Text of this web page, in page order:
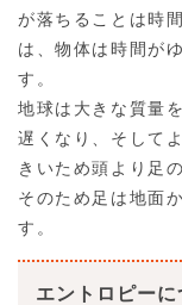
が落ちることは時
は、物体は時間が
す。
地球は大きな質量
遅くなり、そして
きいため頭より足
そのため足は地面
す。
エントロピーに